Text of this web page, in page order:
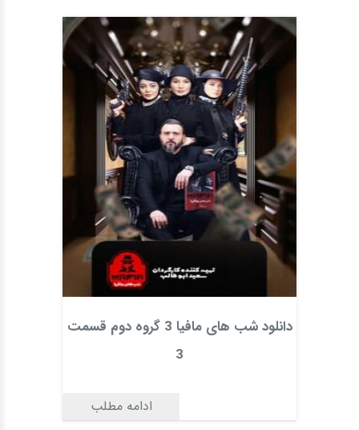
دانلود شب های مافیا 3 گروه دوم قسمت
3
ادامه مطلب